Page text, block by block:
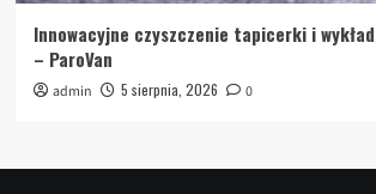
Innowacyjne czyszczenie tapicerki i
– ParoVan
admin 5 sierpnia, 2026 0